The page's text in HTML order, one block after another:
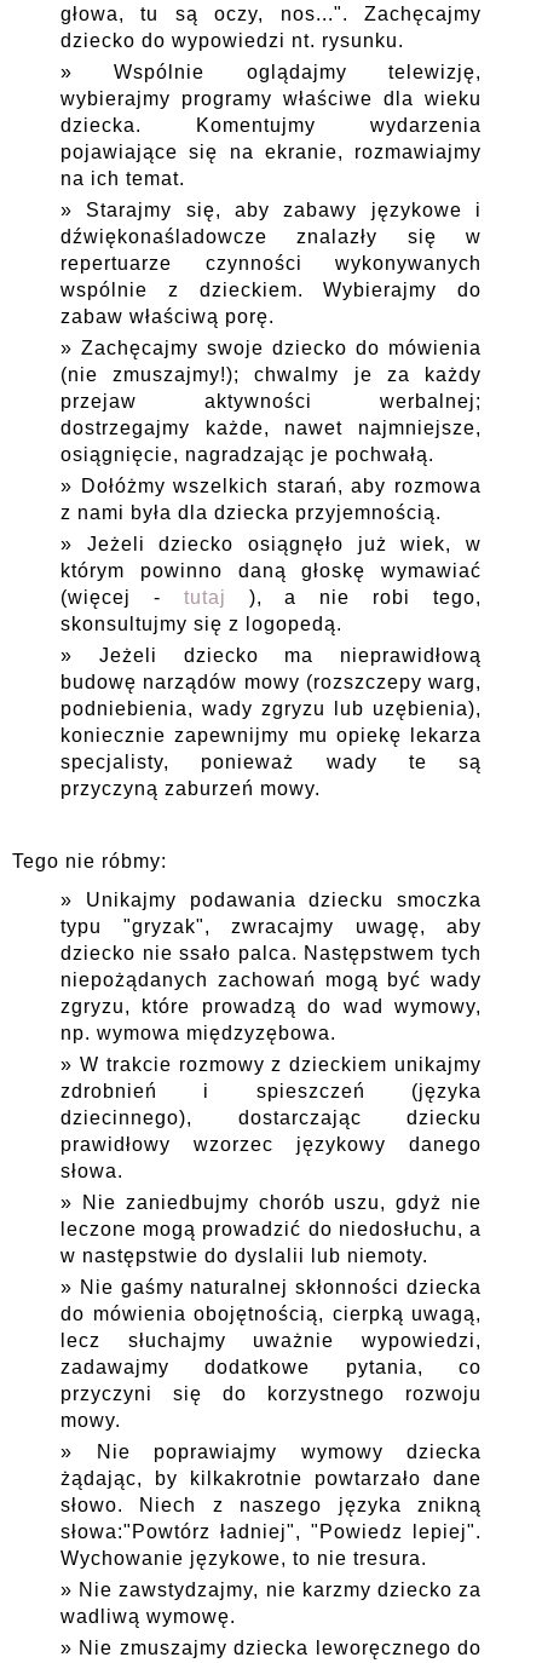
głowa, tu są oczy, nos...". Zachęcajmy
dziecko do wypowiedzi nt. rysunku.
Wspólnie oglądajmy telewizję,
wybierajmy programy właściwe dla wieku
dziecka. Komentujmy wydarzenia
pojawiające się na ekranie, rozmawiajmy
na ich temat.
Starajmy się, aby zabawy językowe i
dźwiękonaśladowcze znalazły się w
repertuarze czynności wykonywanych
wspólnie z dzieckiem. Wybierajmy do
zabaw właściwą porę.
Zachęcajmy swoje dziecko do mówienia
(nie zmuszajmy!); chwalmy je za każdy
przejaw aktywności werbalnej;
dostrzegajmy każde, nawet najmniejsze,
osiągnięcie, nagradzając je pochwałą.
Dołóżmy wszelkich starań, aby rozmowa
z nami była dla dziecka przyjemnością.
Jeżeli dziecko osiągnęło już wiek, w
którym powinno daną głoskę wymawiać
(więcej - tutaj
), a nie robi tego,
skonsultujmy się z logopedą.
Jeżeli dziecko ma nieprawidłową
budowę narządów mowy (rozszczepy warg,
podniebienia, wady zgryzu lub uzębienia),
koniecznie zapewnijmy mu opiekę lekarza
specjalisty, ponieważ wady te są
przyczyną zaburzeń mowy.
Tego nie róbmy:
Unikajmy podawania dziecku smoczka
typu "gryzak", zwracajmy uwagę, aby
dziecko nie ssało palca. Następstwem tych
niepożądanych zachowań mogą być wady
zgryzu, które prowadzą do wad wymowy,
np. wymowa międzyzębowa.
W trakcie rozmowy z dzieckiem unikajmy
zdrobnień i spieszczeń (języka
dziecinnego), dostarczając dziecku
prawidłowy wzorzec językowy danego
słowa.
Nie zaniedbujmy chorób uszu, gdyż nie
leczone mogą prowadzić do niedosłuchu, a
w następstwie do dyslalii lub niemoty.
Nie gaśmy naturalnej skłonności dziecka
do mówienia obojętnością, cierpką uwagą,
lecz słuchajmy uważnie wypowiedzi,
zadawajmy dodatkowe pytania, co
przyczyni się do korzystnego rozwoju
mowy.
Nie poprawiajmy wymowy dziecka
żądając, by kilkakrotnie powtarzało dane
słowo. Niech z naszego języka znikną
słowa:"Powtórz ładniej", "Powiedz lepiej".
Wychowanie językowe, to nie tresura.
Nie zawstydzajmy, nie karzmy dziecko za
wadliwą wymowę.
Nie zmuszajmy dziecka leworęcznego do